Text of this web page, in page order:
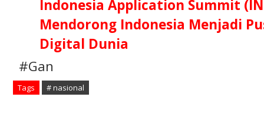
Indonesia Application Summit
Mendorong Indonesia Menjadi
Digital Dunia
#Gan
Tags # nasional